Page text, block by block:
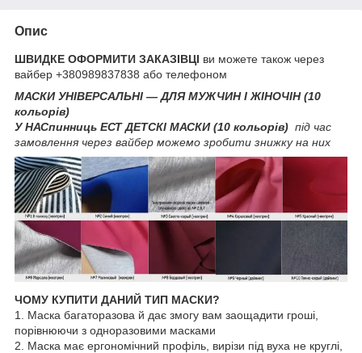
Опис
ШВИДКЕ ОФОРМИТИ ЗАКАЗІВЦІ ви можете також через
вайбер +380989837838 або телефоном
МАСКИ УНІВЕРСАЛЬНІ — ДЛЯ МУЖЧИН І ЖІНОЧІН (10
кольорів)
У НАСпинниць ЕСТ ДЕТСКІ МАСКИ (10 кольорів) під час
замовлення через вайбер можемо зробити знижку на них
ЧОМУ КУПИТИ ДАНИЙ ТИП МАСКИ?
1. Маска багаторазова й дає змогу вам заощадити гроші,
порівнюючи з одноразовими масками
2. Маска має ергономічний профіль, вирізи під вуха не круглі,